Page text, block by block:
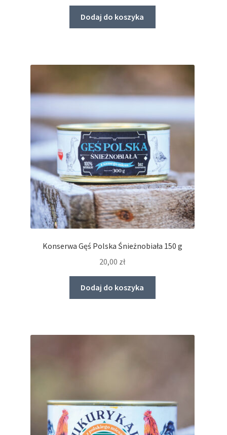
Dodaj do koszyka
Konserwa Gęś Polska Śnieżnobiała 150 g
20,00 zł
Dodaj do koszyka